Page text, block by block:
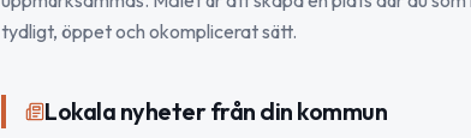
tydligt, öppet och okomplicerat sätt.
Lokala nyheter från din kommun